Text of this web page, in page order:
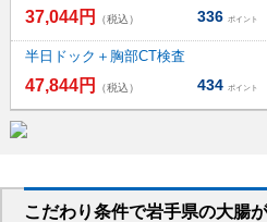
37,044円 （税込） 336 ポイント
半日ドック＋胸部CT検査
47,844円 （税込） 434 ポイント
こだわり条件で岩手県の大腸